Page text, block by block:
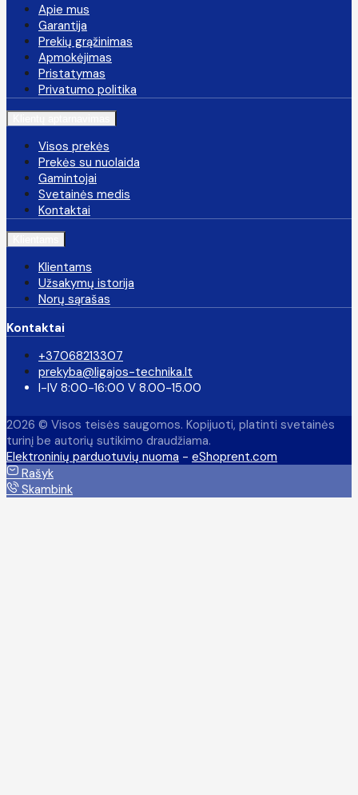
Apie mus
Garantija
Prekių grąžinimas
Apmokėjimas
Pristatymas
Privatumo politika
Visos prekės
Prekės su nuolaida
Gamintojai
Svetainės medis
Kontaktai
Klientams
Užsakymų istorija
Norų sąrašas
Kontaktai
+37068213307
prekyba@ligajos-technika.lt
I-IV 8:00-16:00 V 8.00-15.00
2026 © Visos teisės saugomos. Kopijuoti, platinti svetainės
turinį be autorių sutikimo draudžiama.
Elektroninių parduotuvių nuoma - eShoprent.com
Rašyk
Skambink